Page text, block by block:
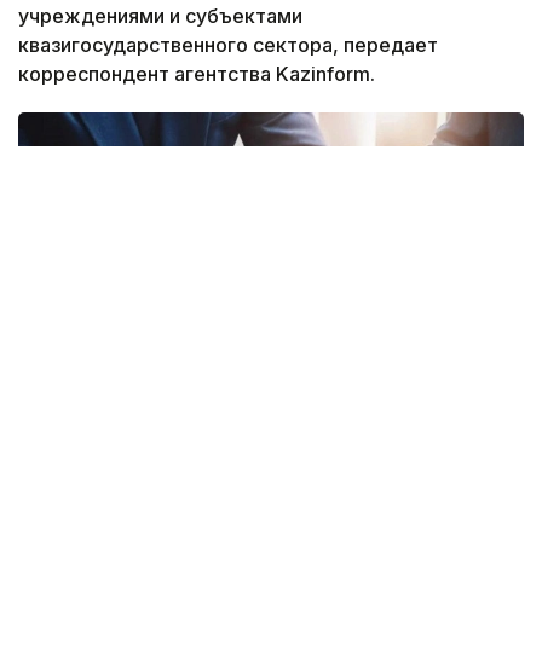
учреждениями и субъектами
квазигосударственного сектора, передает
корреспондент агентства Kazinform.